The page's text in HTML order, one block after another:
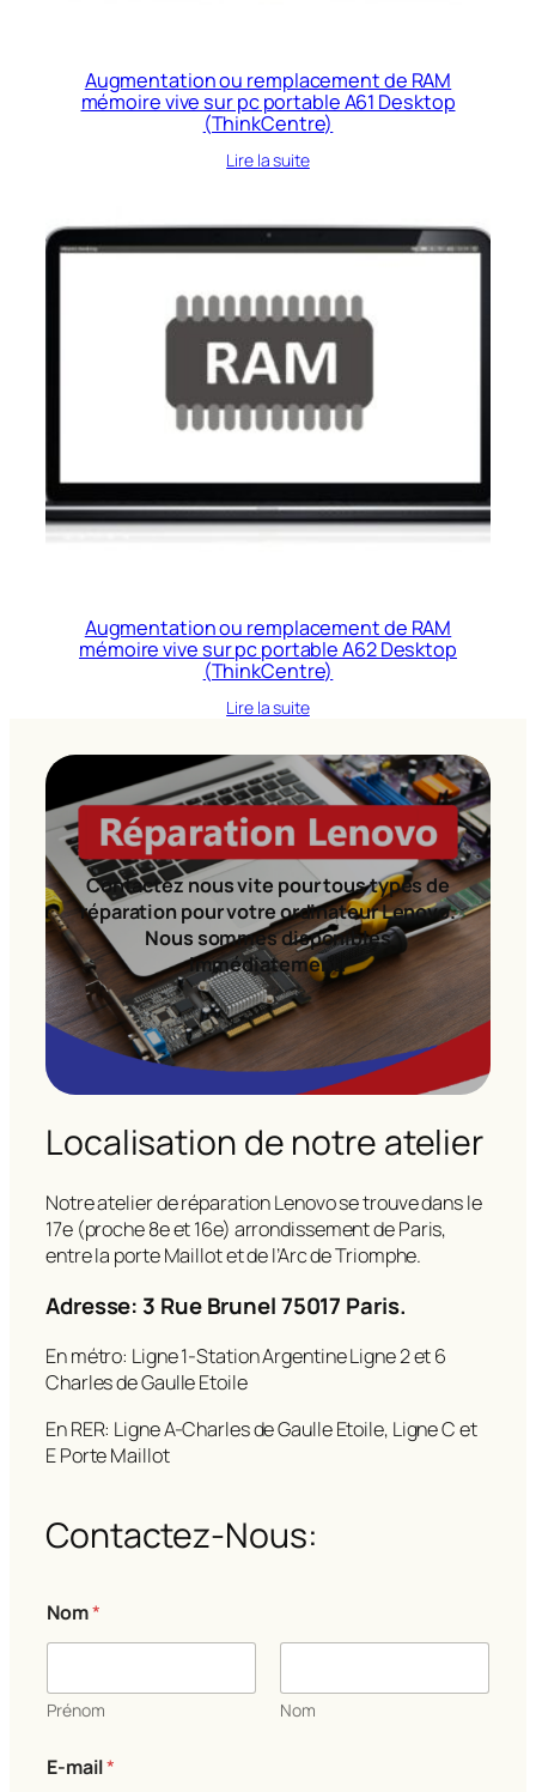
Augmentation ou remplacement de RAM
mémoire vive sur pc portable A61 Desktop
(ThinkCentre)
Lire la suite
Augmentation ou remplacement de RAM
mémoire vive sur pc portable A62 Desktop
(ThinkCentre)
Lire la suite
Contactez nous vite pour tous types de
réparation pour votre ordinateur Lenovo.
Nous sommes disponibles
immédiatement!
Localisation de notre atelier
Notre atelier de réparation Lenovo se trouve dans le
17e (proche 8e et 16e) arrondissement de Paris,
entre la porte Maillot et de l’Arc de Triomphe.
Adresse: 3 Rue Brunel 75017 Paris.
En métro: Ligne 1-Station Argentine Ligne 2 et 6
Charles de Gaulle Etoile
En RER: Ligne A-Charles de Gaulle Etoile, Ligne C et
E Porte Maillot
Contactez-Nous:
Nom*
Prénom Nom
E-mail*